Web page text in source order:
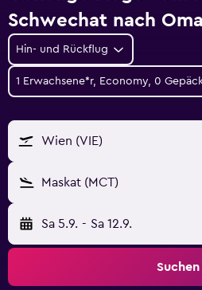
Schwechat nach
Hin- und Rückflug
1 Erwachsene*r, Economy, 0
Wien (VIE)
Maskat (MCT)
Sa 5.9. - Sa 12.9.
Suchen